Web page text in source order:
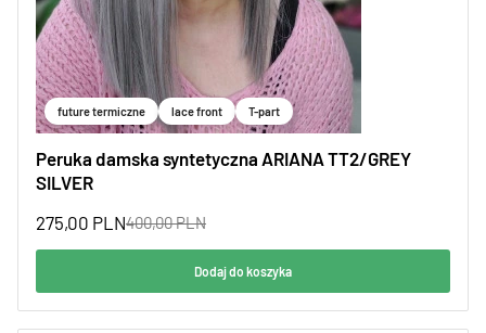
future termiczne lace front T-part
Peruka damska syntetyczna ARIANA TT2/GREY
SILVER
400,00PLN
275,00 PLN
Dodaj do koszyka